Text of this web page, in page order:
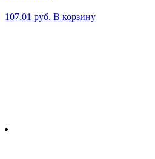
107,01 руб. В корзину